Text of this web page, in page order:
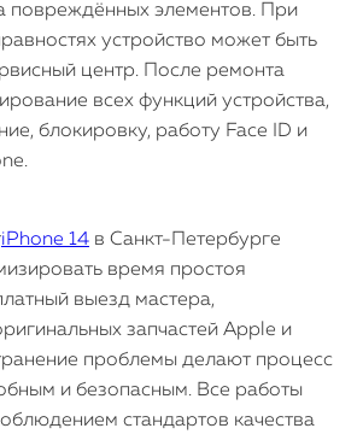
повреждённых элементов. При
устройство может быть
центр. После ремонта
всех функций устройства,
блокировку, работу Face ID и
iPhone 14 в Санкт-Петербурге
время простоя
выезд мастера,
запчастей Apple и
проблемы делают процесс
и безопасным. Все работы
стандартов качества